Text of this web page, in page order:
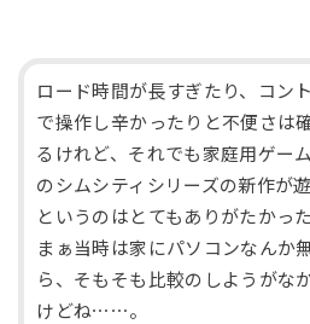
ロード時間が長すぎたり、コン
で操作し辛かったりと不便さは
るけれど、それでも家庭用ゲー
のシムシティシリーズの新作が遊
というのはとてもありがたかっ
まぁ当時は家にパソコンなんか
ら、そもそも比較のしようがな
けどね⋯⋯。